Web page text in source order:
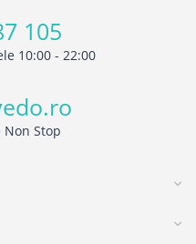
105
10:00 - 22:00
Stop